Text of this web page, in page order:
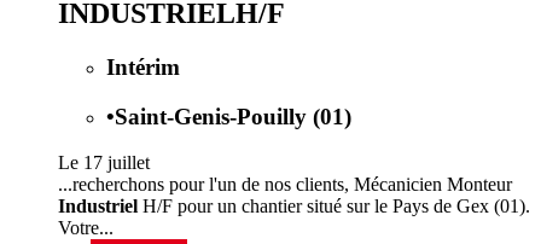
INDUSTRIELH/F
Intérim
•Saint-Genis-Pouilly (01)
Le 17 juillet
...recherchons pour l'un de nos clients, Mécanicien Monteur
Industriel H/F pour un chantier situé sur le Pays de Gex (01).
Votre...